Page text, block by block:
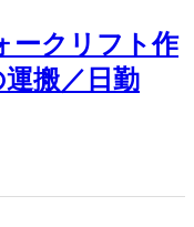
ークリフト作
搬／日勤